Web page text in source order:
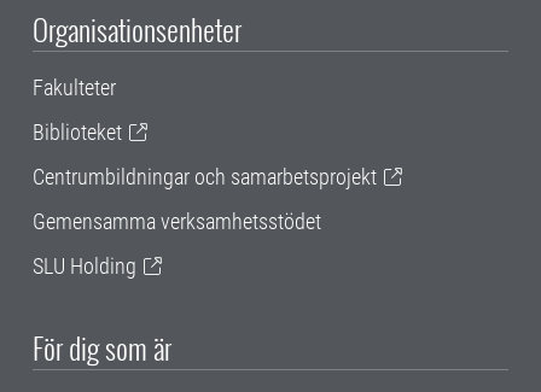
Organisationsenheter
Fakulteter
Biblioteket
Centrumbildningar och samarbetsprojekt
Gemensamma verksamhetsstödet
SLU Holding
För dig som är